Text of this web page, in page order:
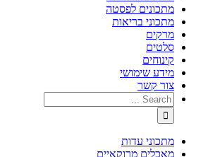
מתכונים לפסטה
מתכוני בריאות
מרקים
סלטים
קינוחים
מידע שימושי
צור קשר
מתכוני עדות
מאכלים מרוקאיים